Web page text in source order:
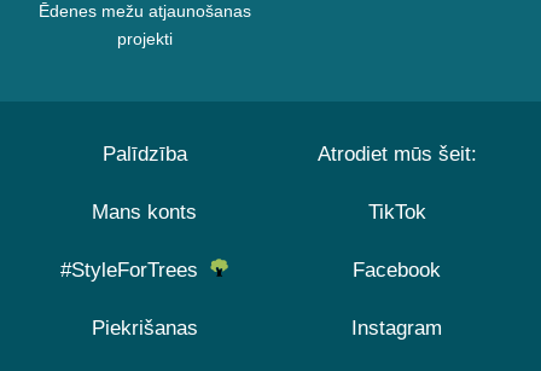
Ēdenes mežu atjaunošanas
projekti
Palīdzība
Mans konts
#StyleForTrees
Piekrišanas
Atrodiet mūs šeit:
TikTok
Facebook
Instagram